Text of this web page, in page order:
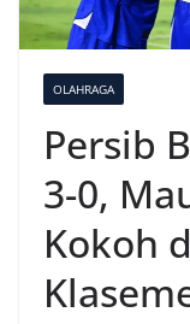
OLAHRAGA
Persib
3-0,
Kokoh